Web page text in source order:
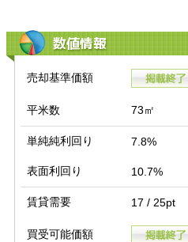
数値情報
売却基準価額
平米数 73㎡
単純純利回り 7.8%
表面利回り 10.7%
賃貸需要 17 / 25pt
買受可能価額